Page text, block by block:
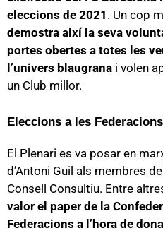
eleccions de 2021 . Un cop
demostra així la seva
portes obertes a totes les
l’univers blaugrana i volen
un Club millor.
Eleccions a les
El Plenari es va posar en
d’Antoni Guil als membres
Consell Consultiu. Entre
valor el paper de la
Federacions a l’hora de